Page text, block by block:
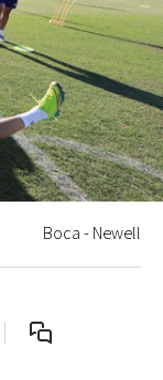
Boca - Newell